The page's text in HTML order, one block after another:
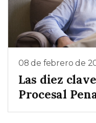
08 de febrero de
Las diez
Procesal